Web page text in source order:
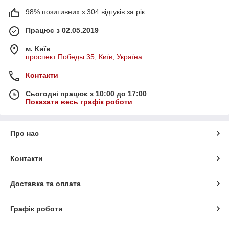
98% позитивних з 304 відгуків за рік
Працює з 02.05.2019
м. Київ
проспект Победы 35, Київ, Україна
Контакти
Сьогодні працює з 10:00 до 17:00
Показати весь графік роботи
Про нас
Контакти
Доставка та оплата
Графік роботи